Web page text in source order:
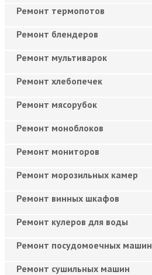
Ремонт термопотов
Ремонт блендеров
Ремонт мультиварок
Ремонт хлебопечек
Ремонт мясорубок
Ремонт моноблоков
Ремонт мониторов
Ремонт морозильных камер
Ремонт винных шкафов
Ремонт кулеров для воды
Ремонт посудомоечных машин
Ремонт сушильных машин